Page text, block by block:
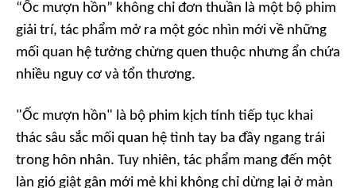
“Ốc mượn hồn” không chỉ đơn thuần là một bộ phim
giải trí, tác phẩm mở ra một góc nhìn mới về những
mối quan hệ tưởng chừng quen thuộc nhưng ẩn chứa
nhiều nguy cơ và tổn thương.
"Ốc mượn hồn" là bộ phim kịch tính tiếp tục khai
thác sâu sắc mối quan hệ tình tay ba đầy ngang trái
trong hôn nhân. Tuy nhiên, tác phẩm mang đến một
làn gió giật gân mới mẻ khi không chỉ dừng lại ở màn